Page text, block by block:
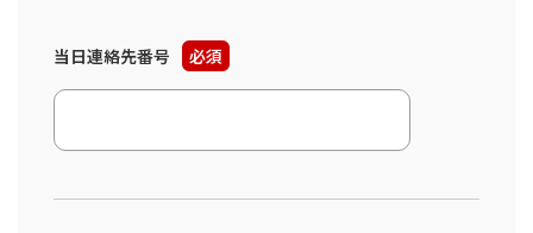
当日連絡先番号 必須